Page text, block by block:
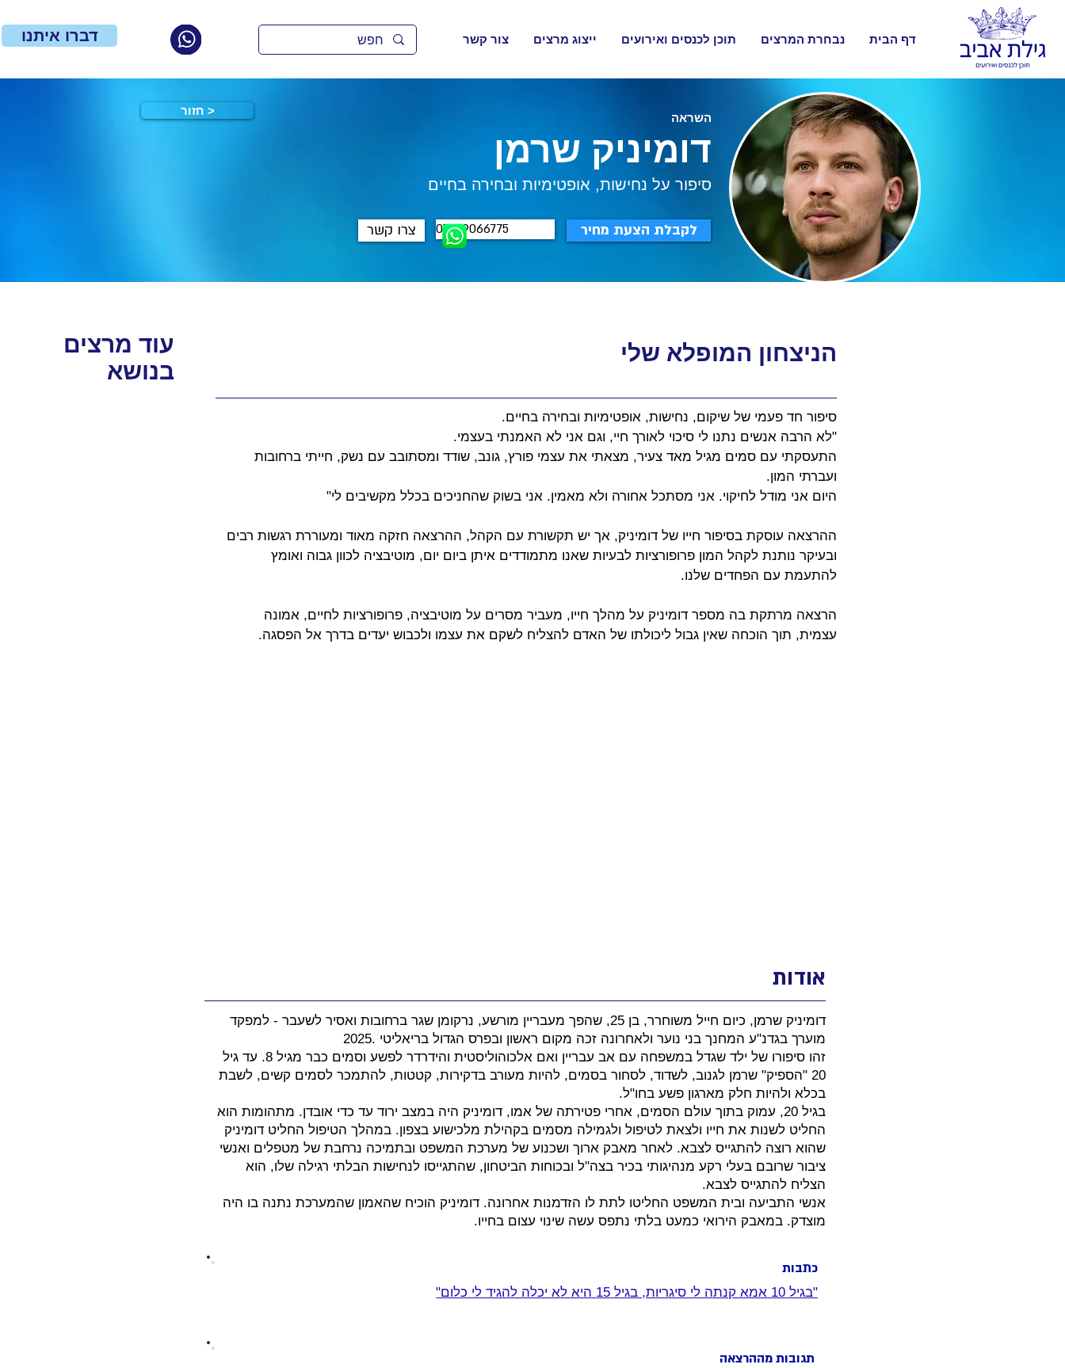
דברו איתנו דף הבית נבחרת המרצים תוכן לכנסים ואירועים ייצוג מרצים צור קשר
השראה
חזור >
דומיניק שרמן
סיפור על נחישות, אופטימיות ובחירה בחיים
צרו קשר 052-9066775 לקבלת הצעת מחיר
עוד מרצים
בנושא
הניצחון המופלא שלי
סיפור חד פעמי של שיקום, נחישות, אופטימיות ובחירה בחיים.
"לא הרבה אנשים נתנו לי סיכוי לאורך חיי, וגם אני לא האמנתי בעצמי.
התעסקתי עם סמים מגיל מאד צעיר, מצאתי את עצמי פורץ, גונב, שודד ומסתובב עם נשק, חייתי ברחובות
ועברתי המון.
היום אני מודל לחיקוי. אני מסתכל אחורה ולא מאמין. אני בשוק שהחניכים בכלל מקשיבים לי"
ההרצאה עוסקת בסיפור חייו של דומיניק, אך יש תקשורת עם הקהל, ההרצאה חזקה מאוד ומעוררת רגשות רבים
ובעיקר נותנת לקהל המון פרופורציות לבעיות שאנו מתמודדים איתן ביום יום, מוטיבציה לכוון גבוה ואומץ
להתעמת עם הפחדים שלנו.
הרצאה מרתקת בה מספר דומיניק על מהלך חייו, מעביר מסרים על מוטיבציה, פרופורציות לחיים, אמונה
עצמית, תוך הוכחה שאין גבול ליכולתו של האדם להצליח לשקם את עצמו ולכבוש יעדים בדרך אל הפסגה.
אודות
דומיניק שרמן, כיום חייל משוחרר, בן 25, שהפך מעבריין מורשע, נרקומן שגר ברחובות ואסיר לשעבר - למפקד
מוערך בגדנ"ע המחנך בני נוער ולאחרונה זכה מקום ראשון ובפרס הגדול בריאליטי .2025
זהו סיפורו של ילד שגדל במשפחה עם אב עבריין ואם אלכוהוליסטית והידרדר לפשע וסמים כבר מגיל 8. עד גיל
20 "הספיק" שרמן לגנוב, לשדוד, לסחור בסמים, להיות מעורב בדקירות, קטטות, להתמכר לסמים קשים, לשבת
בכלא ולהיות חלק מארגון פשע בחו"ל.
בגיל 20, עמוק בתוך עולם הסמים, אחרי פטירתה של אמו, דומיניק היה במצב ירוד עד כדי אובדן. מתהומות הוא
החליט לשנות את חייו ולצאת לטיפול ולגמילה מסמים בקהילת מלכישוע בצפון. במהלך הטיפול החליט דומיניק
שהוא רוצה להתגייס לצבא. לאחר מאבק ארוך ושכנוע של מערכת המשפט ובתמיכה נרחבת של מטפלים ואנשי
ציבור שרובם בעלי רקע מנהיגותי בכיר בצה"ל ובכוחות הביטחון, שהתגייסו לנחישות הבלתי רגילה שלו, הוא
הצליח להתגייס לצבא.
אנשי התביעה ובית המשפט החליטו לתת לו הזדמנות אחרונה. דומיניק הוכיח שהאמון שהמערכת נתנה בו היה
מוצדק. במאבק הירואי כמעט בלתי נתפס עשה שינוי עצום בחייו.
כתבות
"בגיל 10 אמא קנתה לי סיגריות, בגיל 15 היא לא יכלה להגיד לי כלום"
תגובות מההרצאה